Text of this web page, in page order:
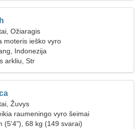
Ožiaragis
moteris ieško vyro
Indonezija
arkliu, Str
Žuvys
raumeningo vyro šeimai
(5'4"), 68 kg (149 svarai)